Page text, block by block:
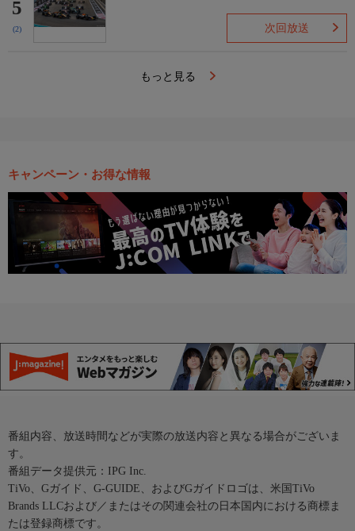
5
(2) 次回放送
もっと見る
キャンペーン・お得な情報
番組内容、放送時間などが実際の放送内容と異なる場合がございま
す。
番組データ提供元：IPG Inc.
TiVo、Gガイド、G-GUIDE、およびGガイドロゴは、米国TiVo
Brands LLCおよび／またはその関連会社の日本国内における商標ま
たは登録商標です。